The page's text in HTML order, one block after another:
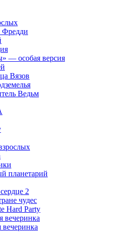
Фредди
— особая версия
Вязов
Ведьм
планетарий
2
чудес
Hard Party
вечеринка